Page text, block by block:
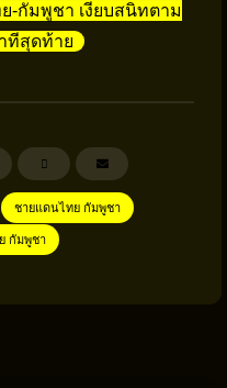
-กัมพูชา เงียบสนิทตาม
ทีสุดท้าย
ชายแดนไทย กัมพูชา
กัมพูชา